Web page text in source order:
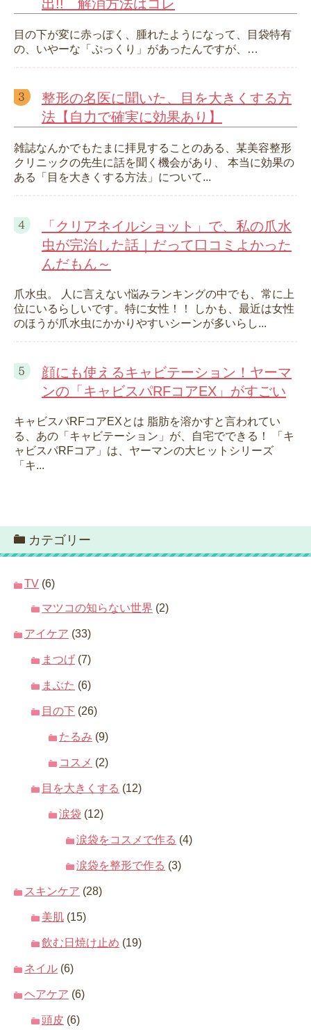
出!! 解消方法はコレ
目の下が変に赤っぽく、腫れたようになって、目袋特有
の、いやーな「ぷっくり」があったんですが、…
整形の名医に聞いた、目を大きくする方
法【自力で確実に効果あり】
雑誌なんかでもたまに拝見することのある、某美容整形
クリニックの先生に話を聞く機会があり、 本当に効果の
ある「目を大きくする方法」について...
「クリアネイルショット」で、私の爪水
虫が完治した話｜だって口コミよかった
んだもん～
爪水虫。 人に言えない悩みランキングの中でも、常に上
位にいるらしいです。特に女性！！ しかも、最近は女性
のほうが爪水虫にかかりやすいシーンが多いらし...
顔にも使えるキャビテーション！ヤーマ
ンの「キャビスパRFコアEX」がすごい
キャビスパRFコアEXとは 脂肪を溶かすと言われてい
る、あの「キャビテーション」が、自宅でできる！ 「キ
ャビスパRFコア」は、ヤーマンの大ヒットシリーズ
「キ...
カテゴリー
TV (6)
マツコの知らない世界 (2)
アイケア (33)
まつげ (7)
まぶた (6)
目の下 (26)
たるみ (9)
コスメ (2)
目を大きくする (12)
涙袋 (12)
涙袋をコスメで作る (4)
涙袋を整形で作る (3)
スキンケア (28)
美肌 (15)
飲む日焼け止め (19)
ネイル (6)
ヘアケア (6)
頭皮 (6)